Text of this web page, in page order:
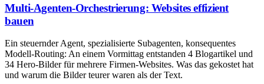
Multi-Agenten-Orchestrierung: Websites effizient
bauen
Ein steuernder Agent, spezialisierte Subagenten, konsequentes
Modell-Routing: An einem Vormittag entstanden 4 Blogartikel und
34 Hero-Bilder für mehrere Firmen-Websites. Was das gekostet hat
und warum die Bilder teurer waren als der Text.